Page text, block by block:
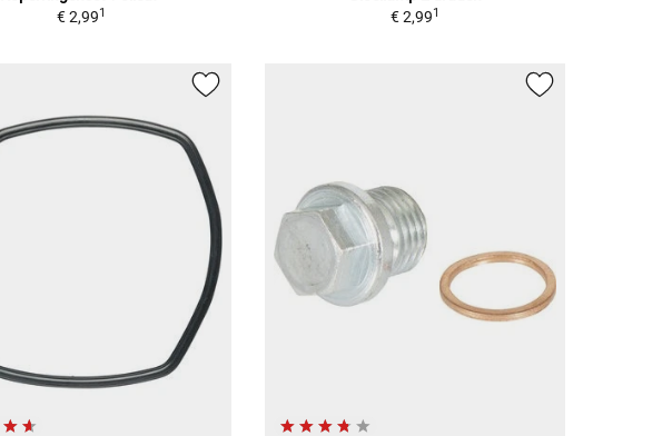
€ 2,991
€ 2,991